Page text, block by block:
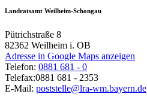
Landratsamt Weilheim-Schongau
Pütrichstraße 8
82362 Weilheim i. OB
Adresse in Google Maps anzeigen
Telefon: 0881 681 - 0
Telefax:0881 681 - 2353
E-Mail: poststelle@lra-wm.bayern.de